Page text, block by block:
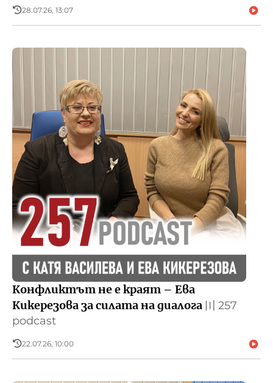
28.07.26, 13:07
Конфликтът не е краят – Ева
Кикерезова за силата на диалога 〣 257
podcast
22.07.26, 10:00